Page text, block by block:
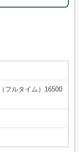
フルタイム）16500